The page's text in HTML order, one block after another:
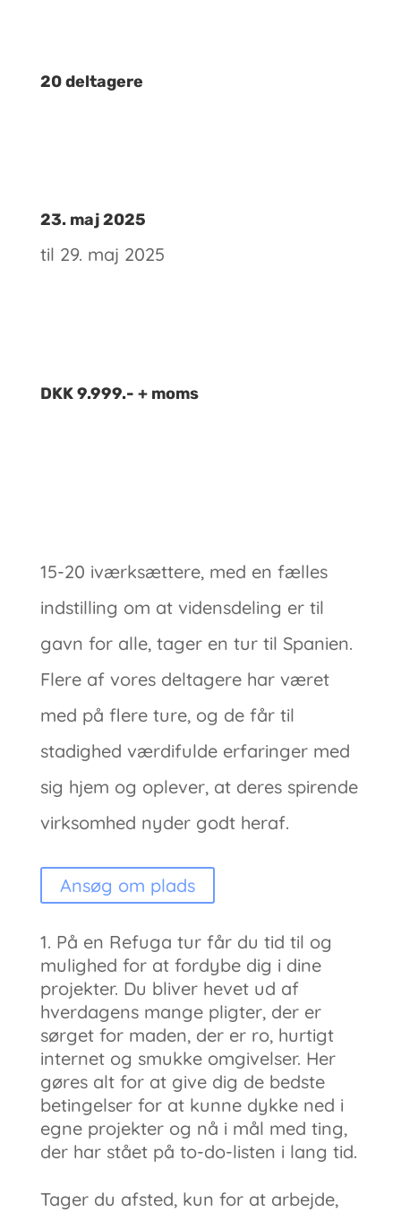
20 deltagere
23. maj 2025
til 29. maj 2025
DKK 9.999.- + moms
15-20 iværksættere, med en fælles
indstilling om at vidensdeling er til
gavn for alle, tager en tur til Spanien.
Flere af vores deltagere har været
med på flere ture, og de får til
stadighed værdifulde erfaringer med
sig hjem og oplever, at deres spirende
virksomhed nyder godt heraf.
Ansøg om plads
På en Refuga tur får du tid til og
mulighed for at fordybe dig i dine
projekter. Du bliver hevet ud af
hverdagens mange pligter, der er
sørget for maden, der er ro, hurtigt
internet og smukke omgivelser. Her
gøres alt for at give dig de bedste
betingelser for at kunne dykke ned i
egne projekter og nå i mål med ting,
der har stået på to-do-listen i lang tid.
Tager du afsted, kun for at arbejde,